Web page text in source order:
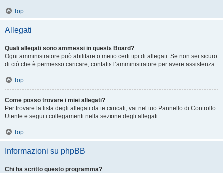
Top
Allegati
Quali allegati sono ammessi in questa Board?
Ogni amministratore può abilitare o meno certi tipi di allegati. Se non sei sicuro
di ciò che è permesso caricare, contatta l’amministratore per avere assistenza.
Top
Come posso trovare i miei allegati?
Per trovare la lista degli allegati da te caricati, vai nel tuo Pannello di Controllo
Utente e segui i collegamenti nella sezione degli allegati.
Top
Informazioni su phpBB
Chi ha scritto questo programma?